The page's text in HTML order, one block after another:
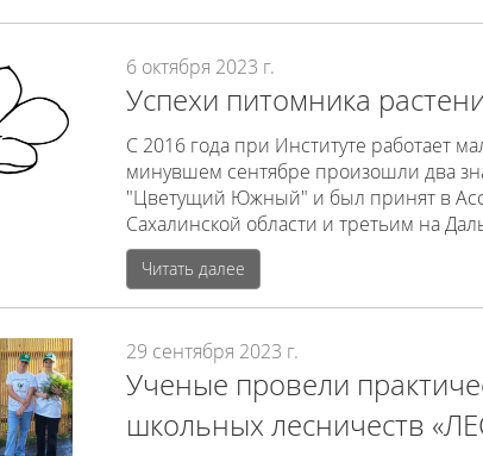
6 октября 2023 г.
Успехи питомника
С 2016 года при Институте работает
минувшем сентябре произошли два
"Цветущий Южный" и был принят в
Сахалинской области и третьим на
Читать далее
29 сентября 2023 г.
Ученые провели
школьных лесничеств